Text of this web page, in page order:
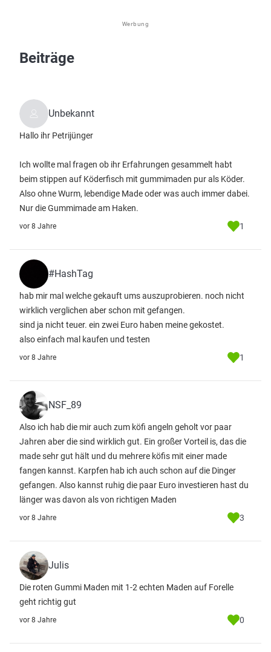
Werbung
Beiträge
Unbekannt
Hallo ihr Petrijünger
Ich wollte mal fragen ob ihr Erfahrungen gesammelt habt
beim stippen auf Köderfisch mit gummimaden pur als Köder.
Also ohne Wurm, lebendige Made oder was auch immer dabei.
Nur die Gummimade am Haken.
vor 8 Jahre 1
#HashTag
hab mir mal welche gekauft ums auszuprobieren. noch nicht
wirklich verglichen aber schon mit gefangen.
sind ja nicht teuer. ein zwei Euro haben meine gekostet.
also einfach mal kaufen und testen
vor 8 Jahre 1
NSF_89
Also ich hab die mir auch zum köfi angeln geholt vor paar
Jahren aber die sind wirklich gut. Ein großer Vorteil is, das die
made sehr gut hält und du mehrere köfis mit einer made
fangen kannst. Karpfen hab ich auch schon auf die Dinger
gefangen. Also kannst ruhig die paar Euro investieren hast du
länger was davon als von richtigen Maden
vor 8 Jahre 3
Julis
Die roten Gummi Maden mit 1-2 echten Maden auf Forelle
geht richtig gut
vor 8 Jahre 0